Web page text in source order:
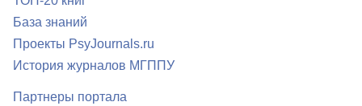
База знаний
Проекты PsyJournals.ru
История журналов МГППУ
Партнеры портала